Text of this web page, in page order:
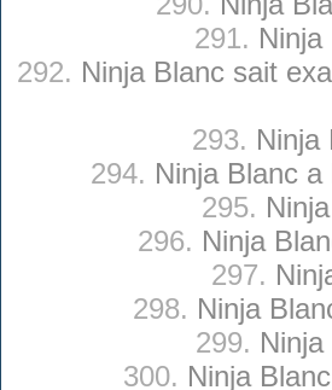
291.
292. Ninja Blanc sait
293. Ninja
294. Ninja Blanc
295.
296. Ninja
297.
298. Ninja
299.
300. Ninja